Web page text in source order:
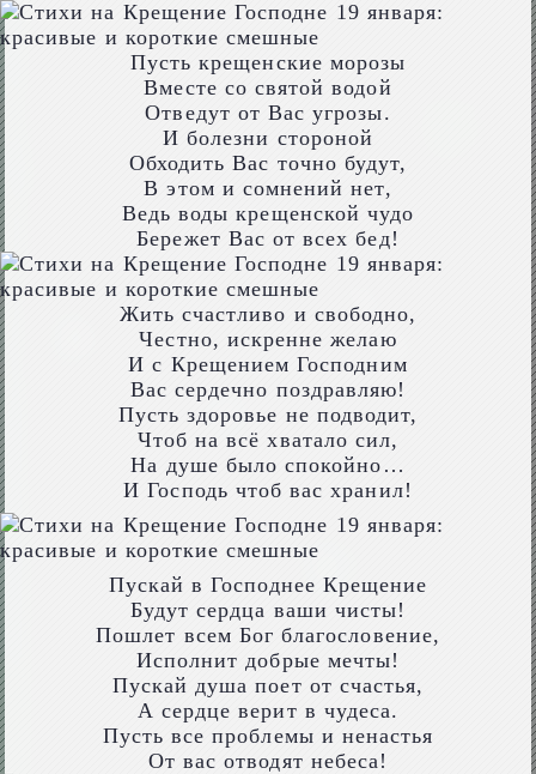
Пусть крещенские морозы
Вместе со святой водой
Отведут от Вас угрозы.
И болезни стороной
Обходить Вас точно будут,
В этом и сомнений нет,
Ведь воды крещенской чудо
Бережет Вас от всех бед!
Жить счастливо и свободно,
Честно, искренне желаю
И с Крещением Господним
Вас сердечно поздравляю!
Пусть здоровье не подводит,
Чтоб на всё хватало сил,
На душе было спокойно…
И Господь чтоб вас хранил!
Пускай в Господнее Крещение
Будут сердца ваши чисты!
Пошлет всем Бог благословение,
Исполнит добрые мечты!
Пускай душа поет от счастья,
А сердце верит в чудеса.
Пусть все проблемы и ненастья
От вас отводят небеса!